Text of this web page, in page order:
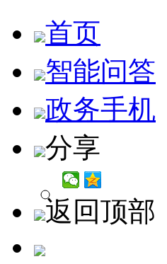
首页
智能问答
政务手机
分享
返回顶部